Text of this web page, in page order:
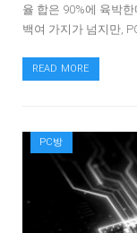
율 합은 90%에 육박
백여 가지가 넘지만,
READ MORE
PC방